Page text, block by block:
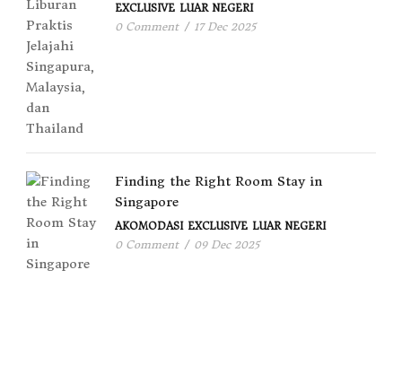
EXCLUSIVE LUAR NEGERI
0 Comment / 17 Dec 2025
Finding the Right Room Stay in
Singapore
AKOMODASI EXCLUSIVE LUAR NEGERI
0 Comment / 09 Dec 2025